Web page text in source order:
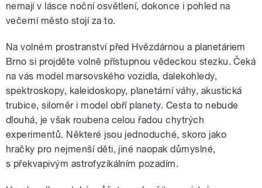
nemají v lásce noční osvětlení, dokonce i pohled na
večerní město stojí za to.
Na volném prostranství před Hvězdárnou a planetáriem
Brno si projděte volně přístupnou vědeckou stezku. Čeká
na vás model marsovského vozidla, dalekohledy,
spektroskopy, kaleidoskopy, planetární váhy, akustická
trubice, siloměr i model obří planety. Cesta to nebude
dlouhá, je však roubena celou řadou chytrých
experimentů. Některé jsou jednoduché, skoro jako
hračky pro nejmenší děti, jiné naopak důmyslné,
s překvapivým astrofyzikálním pozadím.